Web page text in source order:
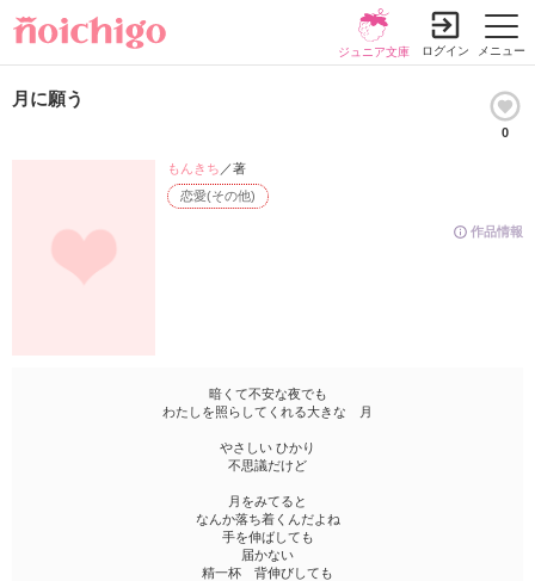
メニュー
ジュニア文庫 ログイン
月に願う
0
作品情報
恋愛(その他)
もんきち ／著
暗くて不安な夜でも
わたしを照らしてくれる大きな 月
やさしい ひかり
不思議だけど
月をみてると
なんか落ち着くんだよね
手を伸ばしても
届かない
精一杯 背伸びしても